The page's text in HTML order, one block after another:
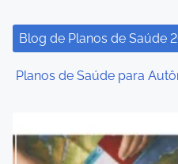
o
Blog de Planos de Saúde
Planos de Saúde para